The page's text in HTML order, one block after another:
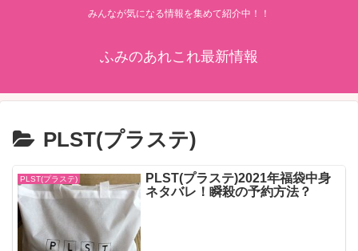
みんなが気になる情報を集めて紹介中！！
ふみのあれこれ最新情報
PLST(プラステ)
PLST(プラステ)
PLST(プラステ)2021年福袋中身
ネタバレ！瞬殺の予約方法？